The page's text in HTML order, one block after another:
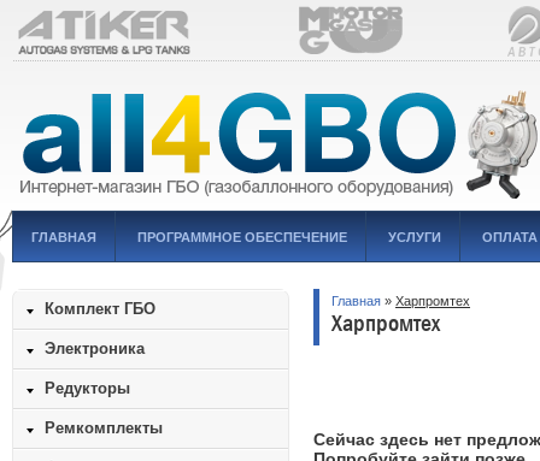
ГЛАВНАЯ ПРОГРАММНОЕ ОБЕСПЕЧЕНИЕ УСЛУГИ ОПЛАТА
Главная » Харпромтех
Харпромтех
Сейчас здесь нет
Комплект ГБО
Электроника
Редукторы
Ремкомплекты